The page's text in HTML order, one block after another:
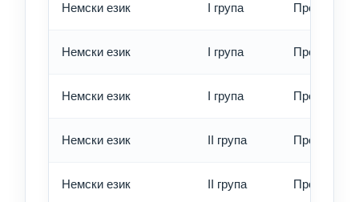
Немски език I група Превод -
Немски език I група Превод -
Немски език I група Превод -
Немски език II група Превод -
Немски език II група Превод -